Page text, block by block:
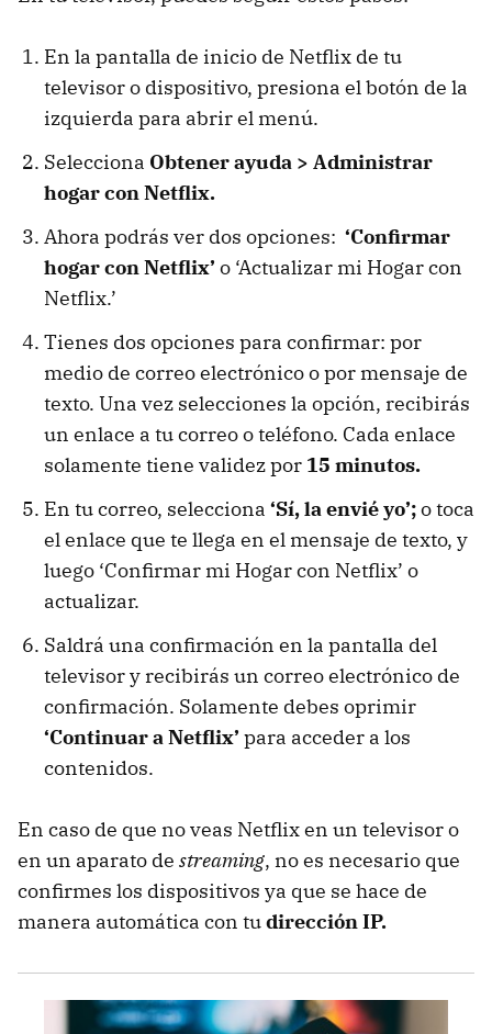
En la pantalla de inicio de Netflix de tu
televisor o dispositivo, presiona el botón de la
izquierda para abrir el menú.
Selecciona Obtener ayuda > Administrar
hogar con Netflix.
Ahora podrás ver dos opciones: ‘Confirmar
hogar con Netflix’ o ‘Actualizar mi Hogar con
Netflix.’
Tienes dos opciones para confirmar: por
medio de correo electrónico o por mensaje de
texto. Una vez selecciones la opción, recibirás
un enlace a tu correo o teléfono. Cada enlace
solamente tiene validez por 15 minutos.
En tu correo, selecciona ‘Sí, la envié yo’;o toca
el enlace que te llega en el mensaje de texto, y
luego ‘Confirmar mi Hogar con Netflix’ o
actualizar.
Saldrá una confirmación en la pantalla del
televisor y recibirás un correo electrónico de
confirmación. Solamente debes oprimir
‘Continuar a Netflix’ para acceder a los
contenidos.
En caso de que no veas Netflix en un televisor o
en un aparato de streaming, no es necesario que
confirmes los dispositivos ya que se hace de
manera automática con tudirección IP.